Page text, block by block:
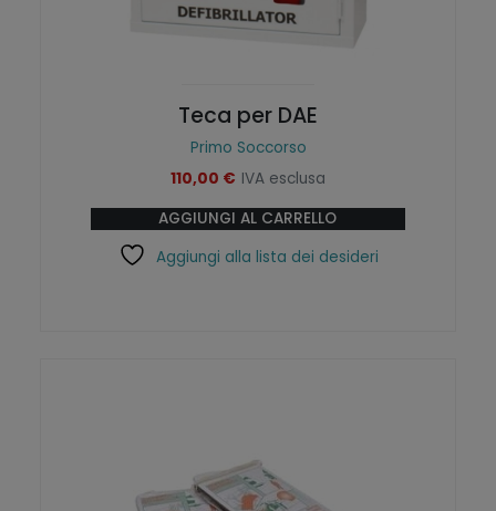
Teca per DAE
Primo Soccorso
110,00 € IVA esclusa
AGGIUNGI AL CARRELLO
Aggiungi alla lista dei desideri